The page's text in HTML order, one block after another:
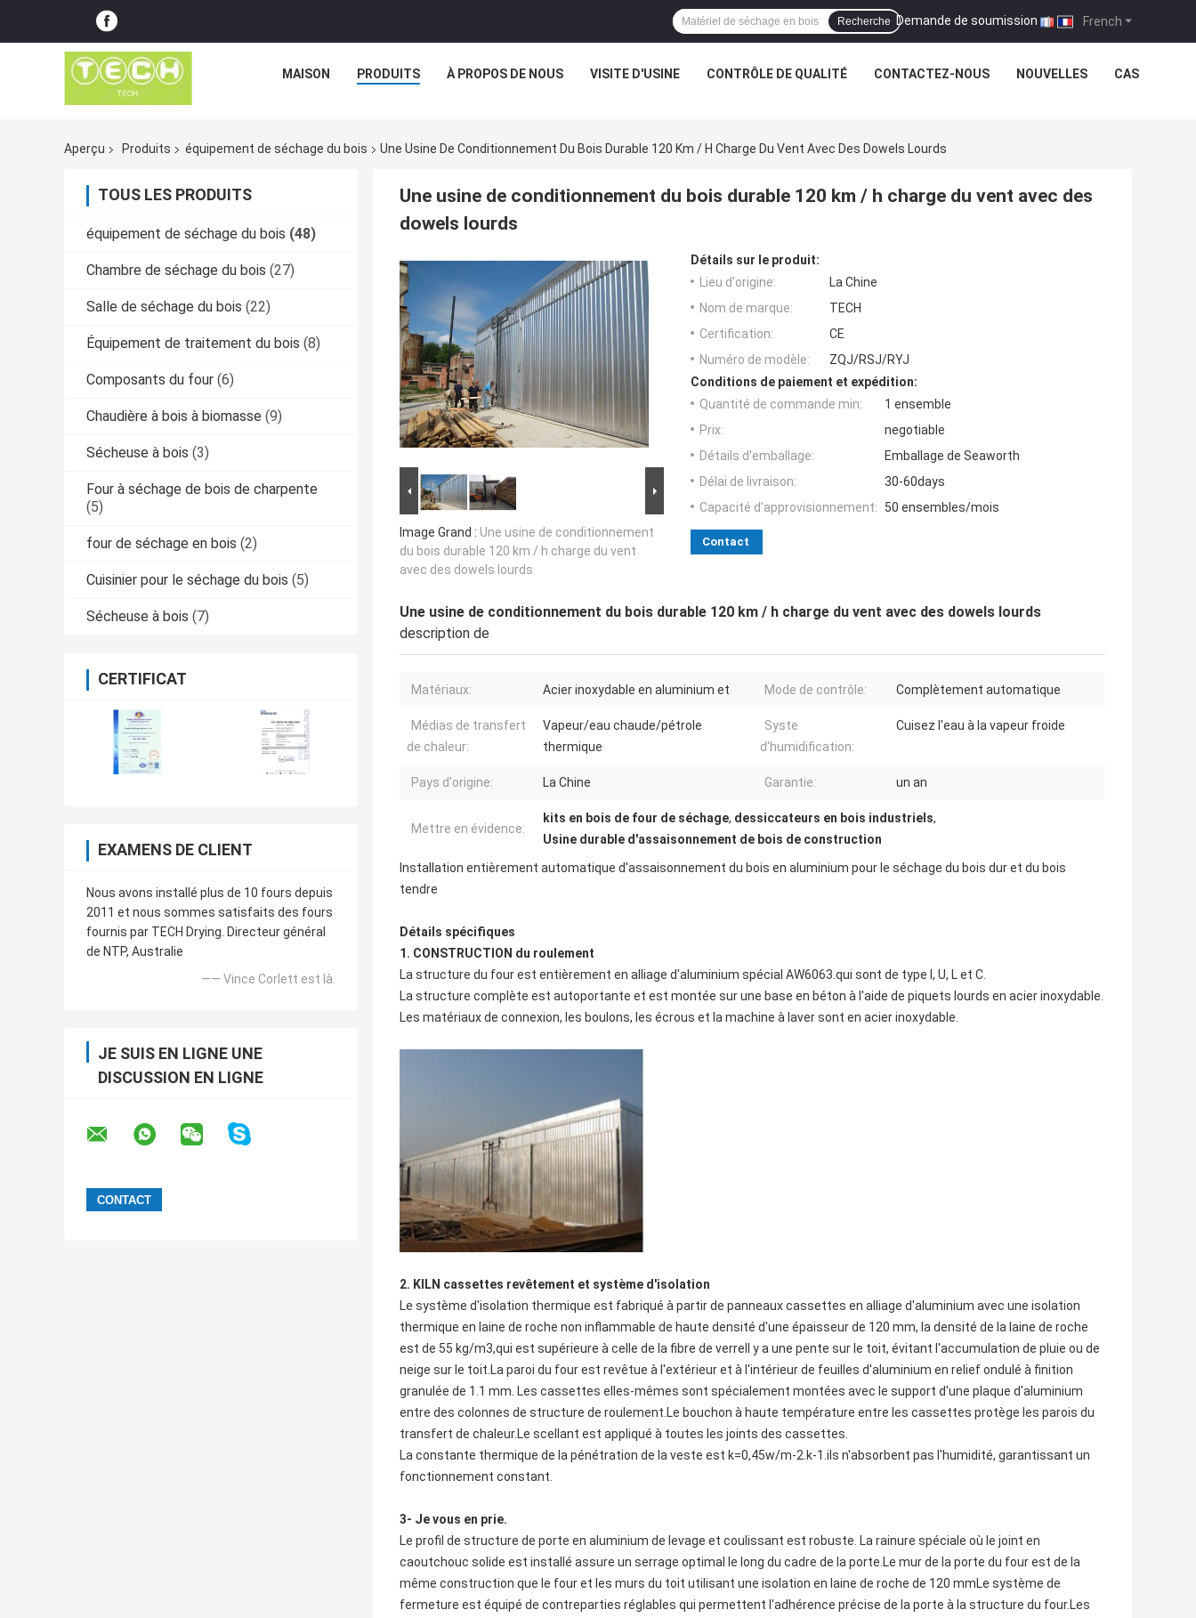
French
Demande de soumission |
Recherche
MAISON PRODUITS À PROPOS DE NOUS VISITE D'USINE CONTRÔLE DE QUALITÉ CONTACTEZ-NOUS NOUVELLES CAS
Aperçu Produits équipement de séchage du bois Une Usine De Conditionnement Du Bois Durable 120 Km / H Charge Du Vent Avec Des Dowels Lourds
TOUS LES PRODUITS
équipement de séchage du bois (48)
Chambre de séchage du bois (27)
Salle de séchage du bois (22)
Équipement de traitement du bois (8)
Composants du four (6)
Chaudière à bois à biomasse (9)
Sécheuse à bois (3)
Four à séchage de bois de charpente
(5)
four de séchage en bois (2)
Cuisinier pour le séchage du bois (5)
Sécheuse à bois (7)
CERTIFICAT
EXAMENS DE CLIENT
Nous avons installé plus de 10 fours depuis
2011 et nous sommes satisfaits des fours
fournis par TECH Drying. Directeur général
de NTP, Australie
—— Vince Corlett est là.
JE SUIS EN LIGNE UNE
DISCUSSION EN LIGNE
Une usine de conditionnement du bois durable 120 km / h charge du vent avec des
dowels lourds
Image Grand : Une usine de conditionnement
du bois durable 120 km / h charge du vent
avec des dowels lourds
Détails sur le produit:
Lieu d'origine:
La Chine
Nom de marque:
TECH
Certification:
CE
Numéro de modèle:
ZQJ/RSJ/RYJ
Conditions de paiement et expédition:
Quantité de commande min:
1 ensemble
Prix:
negotiable
Détails d'emballage:
Emballage de Seaworth
Délai de livraison:
30-60days
Capacité d'approvisionnement:
50 ensembles/mois
Contact
Une usine de conditionnement du bois durable 120 km / h charge du vent avec des dowels lourds
description de
Matériaux: Acier inoxydable en aluminium et Mode de contrôle: Complètement automatique
Médias de transfert
de chaleur:
Vapeur/eau chaude/pétrole
thermique
Syste
d'humidification:
Cuisez l'eau à la vapeur froide
Pays d'origine: La Chine Garantie: un an
Mettre en évidence:
kits en bois de four de séchage, dessiccateurs en bois industriels,
Usine durable d'assaisonnement de bois de construction
Installation entièrement automatique d'assaisonnement du bois en aluminium pour le séchage du bois dur et du bois
tendre
Détails spécifiques
1. CONSTRUCTION du roulement
La structure du four est entièrement en alliage d'aluminium spécial AW6063.qui sont de type I, U, L et C.
La structure complète est autoportante et est montée sur une base en béton à l'aide de piquets lourds en acier inoxydable.
Les matériaux de connexion, les boulons, les écrous et la machine à laver sont en acier inoxydable.
2. KILN cassettes revêtement et système d'isolation
Le système d'isolation thermique est fabriqué à partir de panneaux cassettes en alliage d'aluminium avec une isolation
thermique en laine de roche non inflammable de haute densité d'une épaisseur de 120 mm, la densité de la laine de roche
est de 55 kg/m3,qui est supérieure à celle de la fibre de verreIl y a une pente sur le toit, évitant l'accumulation de pluie ou de
neige sur le toit.La paroi du four est revêtue à l'extérieur et à l'intérieur de feuilles d'aluminium en relief ondulé à finition
granulée de 1.1 mm. Les cassettes elles-mêmes sont spécialement montées avec le support d'une plaque d'aluminium
entre des colonnes de structure de roulement.Le bouchon à haute température entre les cassettes protège les parois du
transfert de chaleur.Le scellant est appliqué à toutes les joints des cassettes.
La constante thermique de la pénétration de la veste est k=0,45w/m-2.k-1.ils n'absorbent pas l'humidité, garantissant un
fonctionnement constant.
3- Je vous en prie.
Le profil de structure de porte en aluminium de levage et coulissant est robuste. La rainure spéciale où le joint en
caoutchouc solide est installé assure un serrage optimal le long du cadre de la porte.Le mur de la porte du four est de la
même construction que le four et les murs du toit utilisant une isolation en laine de roche de 120 mmLe système de
fermeture est équipé de contreparties réglables qui permettent l'adhérence précise de la porte à la structure du four.Les